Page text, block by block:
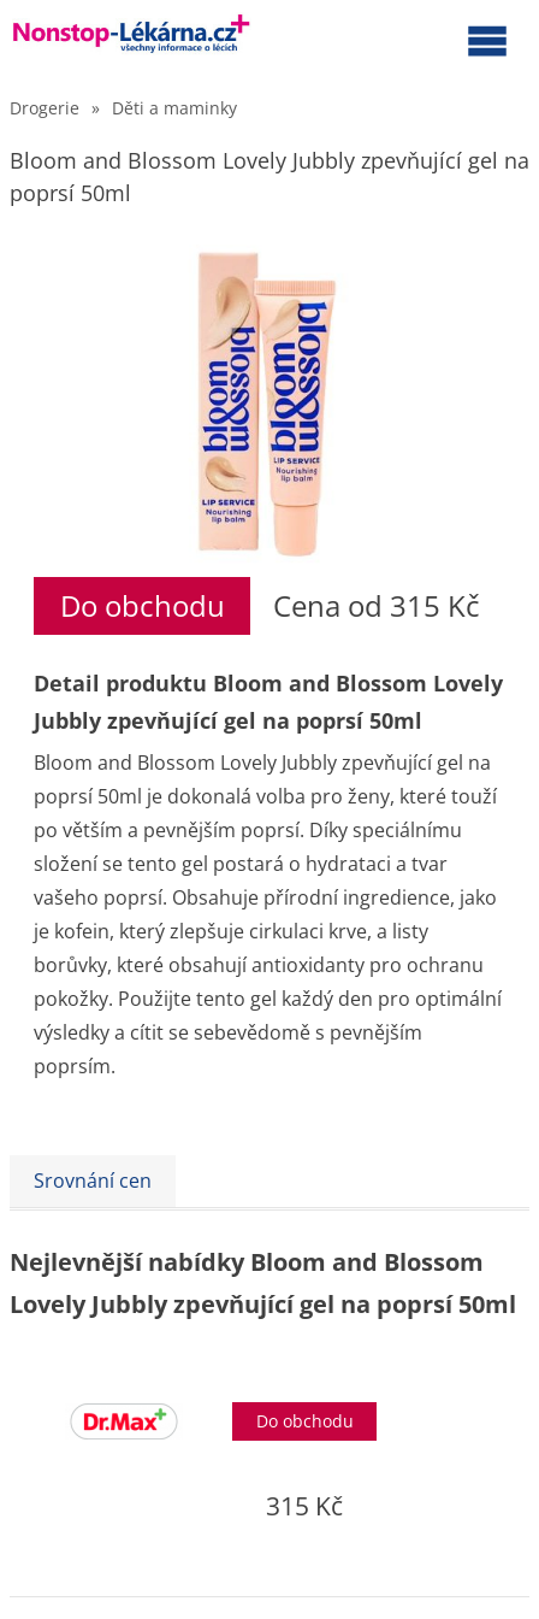
Drogerie » Děti a maminky
Bloom and Blossom Lovely Jubbly zpevňující gel na
poprsí 50ml
Do obchodu Cena od 315 Kč
Detail produktu Bloom and Blossom Lovely
Jubbly zpevňující gel na poprsí 50ml
Bloom and Blossom Lovely Jubbly zpevňující gel na
poprsí 50ml je dokonalá volba pro ženy, které touží
po větším a pevnějším poprsí. Díky speciálnímu
složení se tento gel postará o hydrataci a tvar
vašeho poprsí. Obsahuje přírodní ingredience, jako
je kofein, který zlepšuje cirkulaci krve, a listy
borůvky, které obsahují antioxidanty pro ochranu
pokožky. Použijte tento gel každý den pro optimální
výsledky a cítit se sebevědomě s pevnějším
poprsím.
Srovnání cen
Nejlevnější nabídky Bloom and Blossom
Lovely Jubbly zpevňující gel na poprsí 50ml
Do obchodu
315 Kč